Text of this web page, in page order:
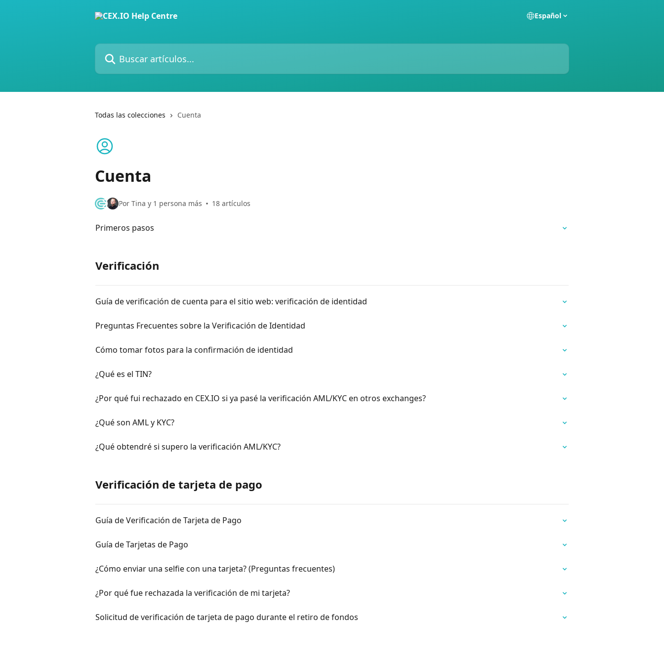
Español
Buscar artículos...
Todas las colecciones Cuenta
Cuenta
Por Tina y 1 persona más 18 artículos
Primeros pasos
Verificación
Guía de verificación de cuenta para el sitio web: verificación de identidad
Preguntas Frecuentes sobre la Verificación de Identidad
Cómo tomar fotos para la confirmación de identidad
¿Qué es el TIN?
¿Por qué fui rechazado en CEX.IO si ya pasé la verificación AML/KYC en otros exchanges?
¿Qué son AML y KYC?
¿Qué obtendré si supero la verificación AML/KYC?
Verificación de tarjeta de pago
Guía de Verificación de Tarjeta de Pago
Guía de Tarjetas de Pago
¿Cómo enviar una selfie con una tarjeta? (Preguntas frecuentes)
¿Por qué fue rechazada la verificación de mi tarjeta?
Solicitud de verificación de tarjeta de pago durante el retiro de fondos